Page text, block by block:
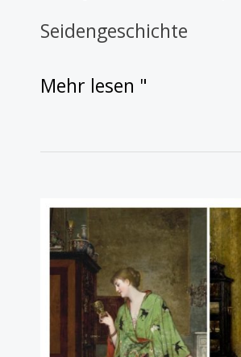
Seidengeschichte
Mehr lesen "
Der
Chinoiserie-
Wahn
18.
und